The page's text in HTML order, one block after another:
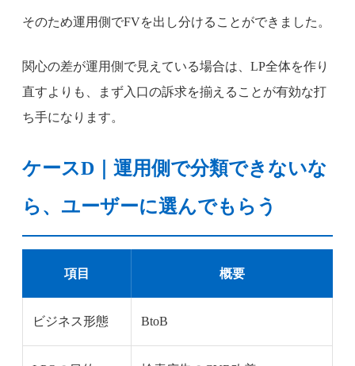
そのため運用側でFVを出し分けることができました。
関心の差が運用側で見えている場合は、LP全体を作り
直すよりも、まず入口の訴求を揃えることが有効な打
ち手になります。
ケースD｜運用側で分類できないな
ら、ユーザーに選んでもらう
項目 概要
ビジネス形態 BtoB